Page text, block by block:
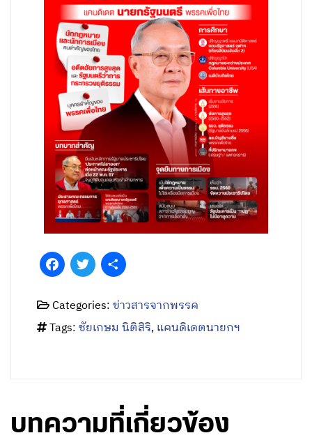
FacebookTwitter
Categories:ข่าวสารจากพรรค
Tags:ชัยเกษม นิติสิริ,แคนดิเดตนายกฯ
บทความที่เกี่ยวข้อง